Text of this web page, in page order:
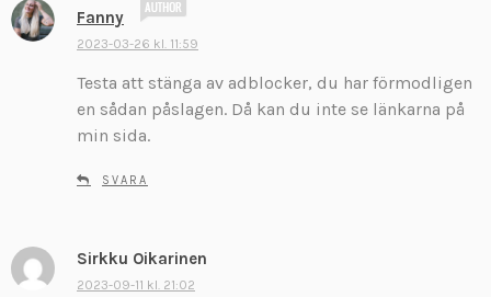
Fanny
i
v
2023-03-26 kl. 11:59
Testa att stänga av adblocker, du har förmodligen
en sådan påslagen. Då kan du inte se länkarna på
min sida.
SVARA
Sirkku Oikarinen
2023-09-11 kl. 21:02